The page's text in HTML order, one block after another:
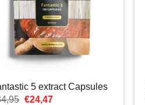
5 extract Capsules
Ursprünglicher
€24,47Aktueller